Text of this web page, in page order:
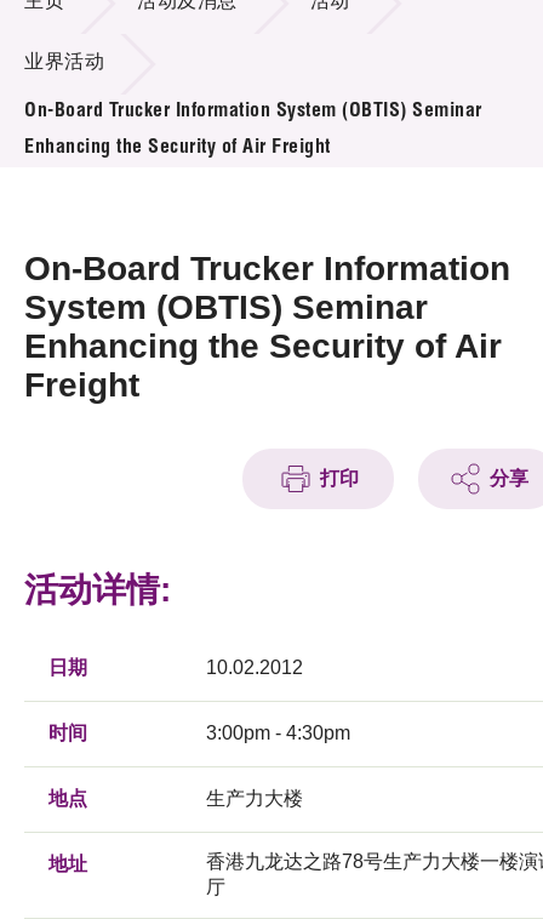
项目及资助计划
活动及消息
活动
新闻中心
资讯中心
科技分享
业界活动
On-Board Trucker Information System (OBTIS) Seminar
Enhancing the Security of Air Freight
On-Board Trucker Information
System (OBTIS) Seminar
Enhancing the Security of Air
Freight
打印 分享
活动详情:
日期 10.02.2012
时间 3:00pm - 4:30pm
地点 生产力大楼
地址
香港九龙达之路78号生产力大楼一楼演
厅